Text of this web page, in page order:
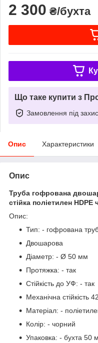
2 300 ₴/бухта
Що таке купити з
Замовлення під
Опис Характеристики
Опис
Труба гофрована
стійка поліетилен
Опис:
Тип: - гофрована
Двошарова
Діаметр: - Ø 50 мм
Протяжка: - так
Стійкість до УФ: - так
Механічна стійкість
Матеріал: -
Колір: - чорний
Упаковка: - бухта 50 м